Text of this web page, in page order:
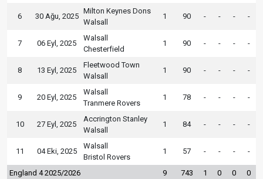
6 30 Ağu, 2025
Milton Keynes Dons
Walsall
1 90 - - - -
7 06 Eyl, 2025
Walsall
Chesterfield
1 90 - - - -
8 13 Eyl, 2025
Fleetwood Town
Walsall
1 90 - - - -
9 20 Eyl, 2025
Walsall
Tranmere Rovers
1 78 - - - -
10 27 Eyl, 2025
Accrington Stanley
Walsall
1 84 - - - -
11 04 Eki, 2025
Walsall
Bristol Rovers
1 57 - - - -
England 4 2025/2026 9 743 1 0 0 0